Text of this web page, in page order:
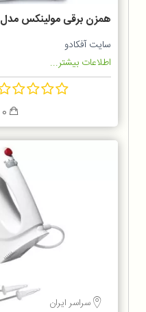
همزن برقی مولینکس مدل HM312
سایت آفکادو
اطلاعات بیشتر...
سراسر ایران